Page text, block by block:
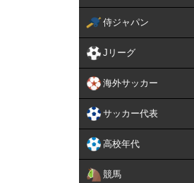
侍ジャパン
Jリーグ
海外サッカー
サッカー代表
高校年代
競馬